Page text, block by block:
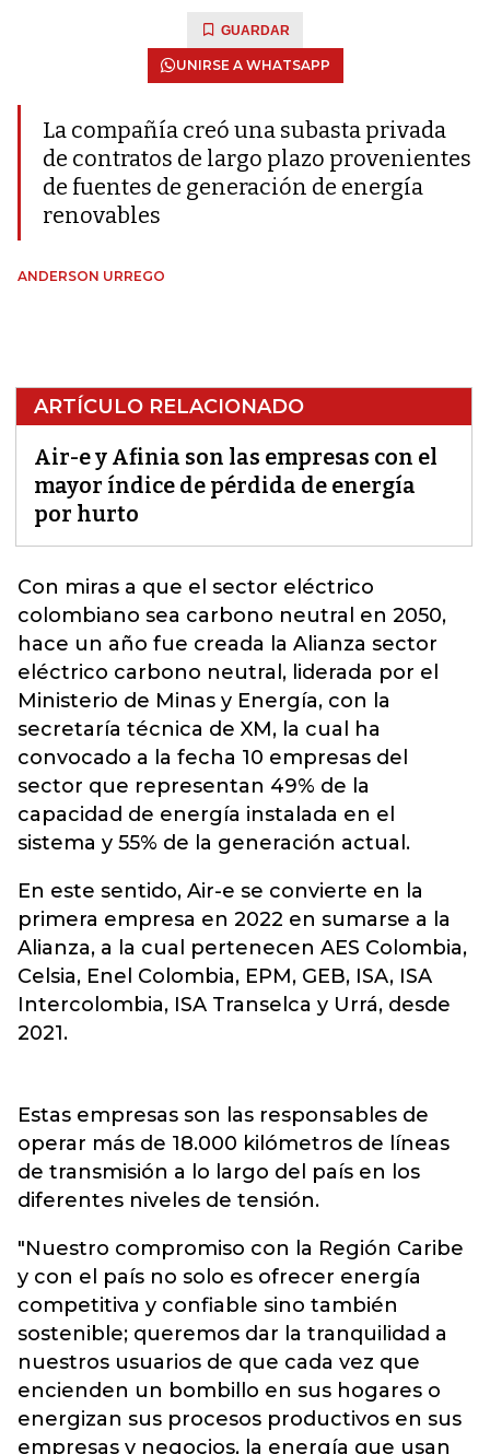
GUARDAR
UNIRSE A WHATSAPP
La compañía creó una subasta privada
de contratos de largo plazo provenientes
de fuentes de generación de energía
renovables
ANDERSON URREGO
ARTÍCULO RELACIONADO
Air-e y Afinia son las empresas con el
mayor índice de pérdida de energía
por hurto
Con miras a que el sector eléctrico
colombiano sea carbono neutral en 2050,
hace un año fue creada la Alianza sector
eléctrico carbono neutral , liderada por el
Ministerio de Minas y Energía, con la
secretaría técnica de XM, la cual ha
convocado a la fecha 10 empresas del
sector que representan 49% de la
capacidad de energía instalada en el
sistema y 55% de la generación actual.
En este sentido, Air-e se convierte en la
primera empresa en 2022 en sumarse a la
Alianza, a la cual pertenecen AES Colombia,
Celsia, Enel Colombia, EPM, GEB, ISA, ISA
Intercolombia, ISA Transelca y Urrá, desde
2021.
Estas empresas son las responsables de
operar más de 18.000 kilómetros de líneas
de transmisión a lo largo del país en los
diferentes niveles de tensión.
"Nuestro compromiso con la Región Caribe
y con el país no solo es ofrecer energía
competitiva y confiable sino también
sostenible; queremos dar la tranquilidad a
nuestros usuarios de que cada vez que
encienden un bombillo en sus hogares o
energizan sus procesos productivos en sus
empresas y negocios, la energía que usan